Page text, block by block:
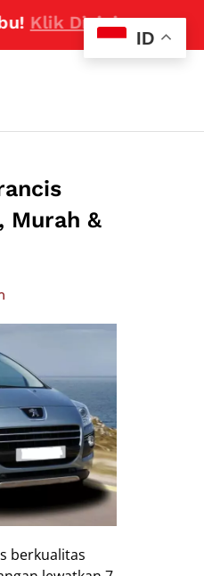
Klik Disini
Murah &
berkualitas
ID